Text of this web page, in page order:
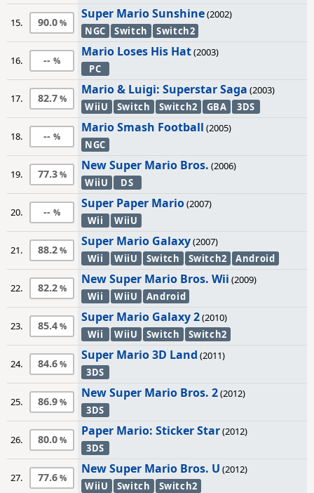
15. 90.0
Super Mario Sunshine(2002)
NGC
Switch Switch2
16. --
Mario Loses His Hat(2003)
PC
17. 82.7
Mario & Luigi: Superstar Saga (2003)
WiiU
Switch Switch2 GBA 3DS
18. --
Mario Smash Football (2005)
NGC
19. 77.3
New Super Mario Bros. (2006)
WiiU
DS
20. --
Super Paper Mario(2007)
Wii
WiiU
21. 88.2
Super Mario Galaxy(2007)
Wii
WiiU Switch Switch2 Android
22. 82.2
New Super Mario Bros. Wii (2009)
Wii
WiiU Android
23. 85.4
Super Mario Galaxy 2(2010)
Wii
WiiU Switch Switch2
24. 84.6
Super Mario 3D Land (2011)
3DS
25. 86.9
New Super Mario Bros. 2(2012)
3DS
26. 80.0
Paper Mario: Sticker Star(2012)
3DS
27. 77.6
New Super Mario Bros. U (2012)
WiiU
Switch Switch2